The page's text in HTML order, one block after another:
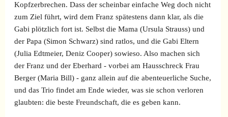
Kopfzerbrechen. Dass der scheinbar einfache Weg doch nicht
zum Ziel führt, wird dem Franz spätestens dann klar, als die
Gabi plötzlich fort ist. Selbst die Mama (Ursula Strauss) und
der Papa (Simon Schwarz) sind ratlos, und die Gabi Eltern
(Julia Edtmeier, Deniz Cooper) sowieso. Also machen sich
der Franz und der Eberhard - vorbei am Hausschreck Frau
Berger (Maria Bill) - ganz allein auf die abenteuerliche Suche,
und das Trio findet am Ende wieder, was sie schon verloren
glaubten: die beste Freundschaft, die es geben kann.